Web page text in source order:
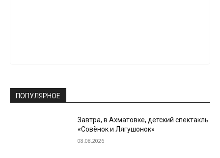
ПОПУЛЯРНОЕ
Завтра, в Ахматовке, детский спектакль
«Совёнок и Лягушонок»
08.08.2026